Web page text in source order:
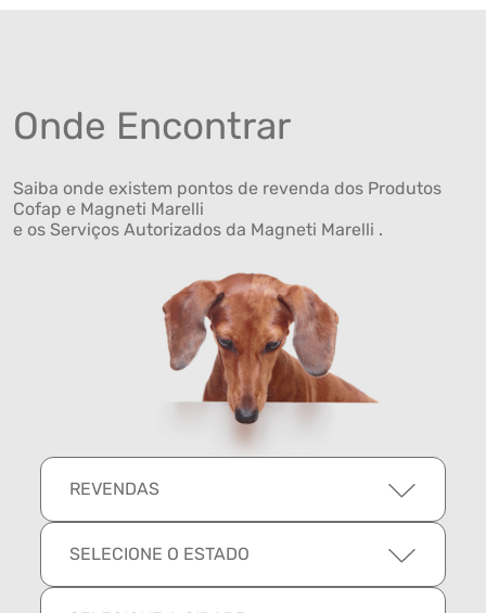
Onde Encontrar
Saiba onde existem pontos de revenda dos Produtos
Cofap e Magneti Marelli
e os Serviços Autorizados da Magneti Marelli .
REVENDAS
SELECIONE O ESTADO